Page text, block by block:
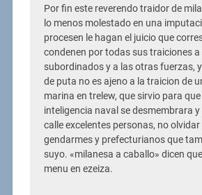
Por fin este reverendo traidor de
lo menos molestado en una
procesen le hagan el juicio que
condenen por todas sus traiciones a
subordinados y a las otras fuerzas,
de puta no es ajeno a la traicion de
marina en trelew, que sirvio para
inteligencia naval se desmembrara
calle excelentes personas, no olvidar
gendarmes y prefecturianos que
suyo. «milanesa a caballo» dicen
menu en ezeiza.